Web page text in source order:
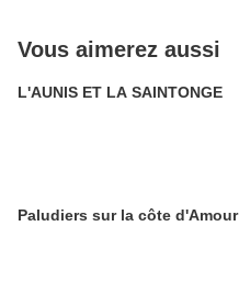
Vous aimerez aussi
L'AUNIS ET LA SAINTONGE
Paludiers sur la côte d'Amour